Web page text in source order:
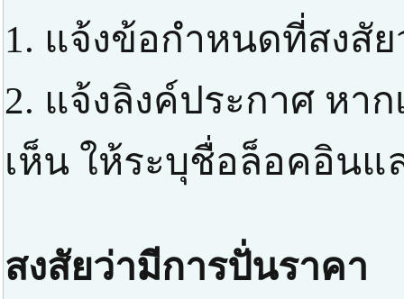
1. แจ้งข้อกำหนดที่สงสั
2. แจ้งลิงค์ประกาศ หา
เห็น ให้ระบุชื่อล็อคอิน
สงสัยว่ามีการปั่นราคา